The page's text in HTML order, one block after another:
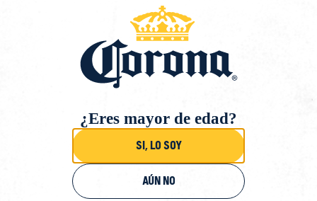
¿Eres mayor de edad?
Si, lo soy
Aún no